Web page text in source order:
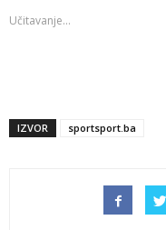
Učitavanje...
IZVOR sportsport.ba